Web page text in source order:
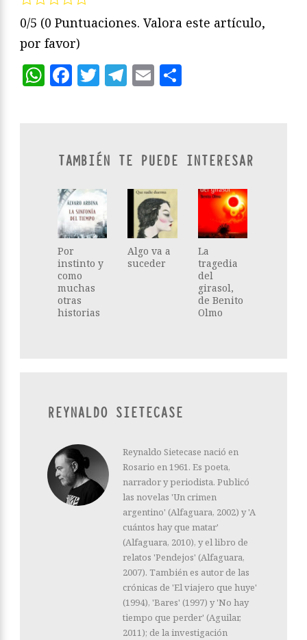
0/5 (0 Puntuaciones. Valora este artículo,
por favor)
WhatsApp
Facebook
Twitter
Telegram
Email
TAMBIÉN TE PUEDE INTERESAR
Por
instinto y
como
muchas
otras
historias
Algo va a
suceder
La
tragedia
del
girasol,
de Benito
Olmo
REYNALDO SIETECASE
Reynaldo Sietecase nació en
Rosario en 1961. Es poeta,
narrador y periodista. Publicó
las novelas 'Un crimen
argentino' (Alfaguara, 2002) y 'A
cuántos hay que matar'
(Alfaguara, 2010), y el libro de
relatos 'Pendejos' (Alfaguara,
2007). También es autor de las
crónicas de 'El viajero que huye'
(1994), 'Bares' (1997) y 'No hay
tiempo que perder' (Aguilar,
2011); de la investigación